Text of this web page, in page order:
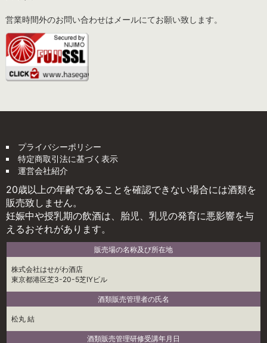
営業時間外のお問い合わせはメールにてお願い致します。
プライバシーポリシー
特定商取引法に基づく表示
運営会社紹介
20歳以上の年齢であることを確認できない場合には酒類を
販売致しません。
妊娠中や授乳期の飲酒は、胎児、乳児の発育に悪影響を与
えるおそれがあります。
販売場の名称及び所在地
株式会社はせがわ酒店
東京都港区芝3-20-5芝IYビル
酒類販売管理者の氏名
松丸 結
酒類販売管理研修受講年月日